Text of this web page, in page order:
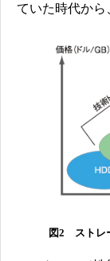
ていた時代から
図2 ストレ